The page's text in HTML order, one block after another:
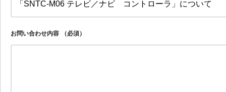
お問い合わせ内容 （必須）